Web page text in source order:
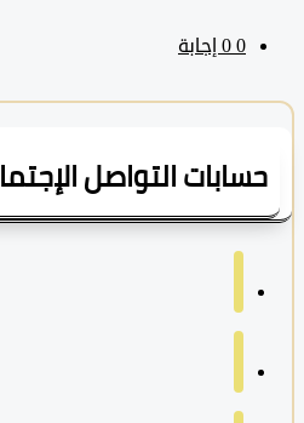
التواصل الإجتماعي